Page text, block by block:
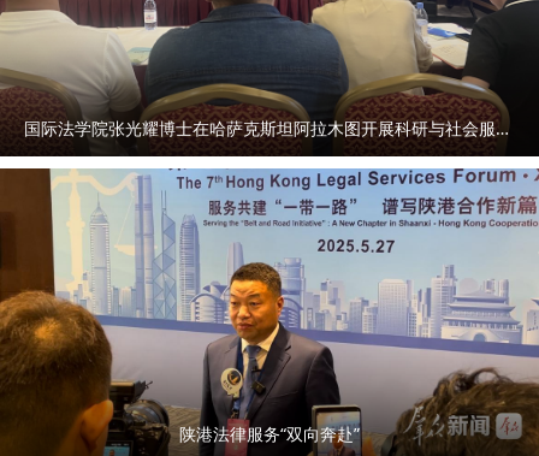
国际法学院张光耀博士在哈萨克斯坦阿拉木图开展科研与社会服务活动
陕港法律服务“双向奔赴”